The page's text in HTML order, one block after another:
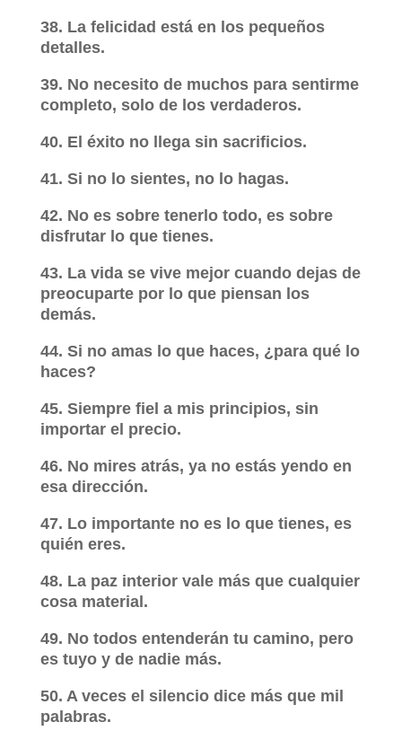
38. La felicidad está en los pequeños
detalles.
39. No necesito de muchos para sentirme
completo, solo de los verdaderos.
40. El éxito no llega sin sacrificios.
41. Si no lo sientes, no lo hagas.
42. No es sobre tenerlo todo, es sobre
disfrutar lo que tienes.
43. La vida se vive mejor cuando dejas de
preocuparte por lo que piensan los
demás.
44. Si no amas lo que haces, ¿para qué lo
haces?
45. Siempre fiel a mis principios, sin
importar el precio.
46. No mires atrás, ya no estás yendo en
esa dirección.
47. Lo importante no es lo que tienes, es
quién eres.
48. La paz interior vale más que cualquier
cosa material.
49. No todos entenderán tu camino, pero
es tuyo y de nadie más.
50. A veces el silencio dice más que mil
palabras.